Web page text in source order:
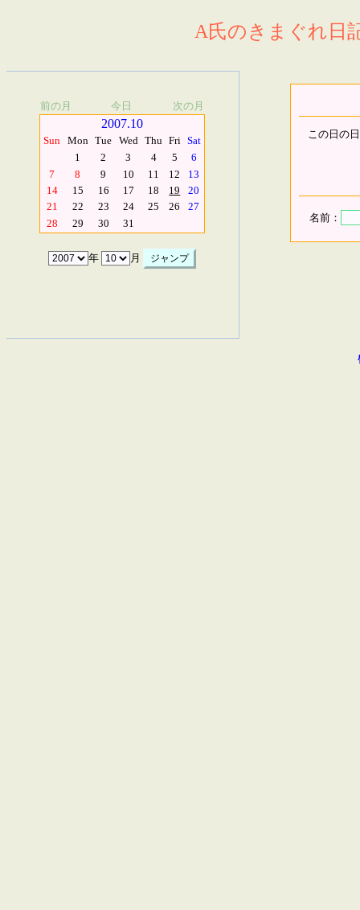
A氏のきまぐれ日
前の月 今日 次の月
2007.10
Sun Mon Tue Wed Thu Fri Sat
1
2 3 4 5
6
7
8 9 10 11 12
13
14
15 16 17 18 19
20
21
22 23 24 25 26
27
28
29 30 31
年 月
この日の
名前：